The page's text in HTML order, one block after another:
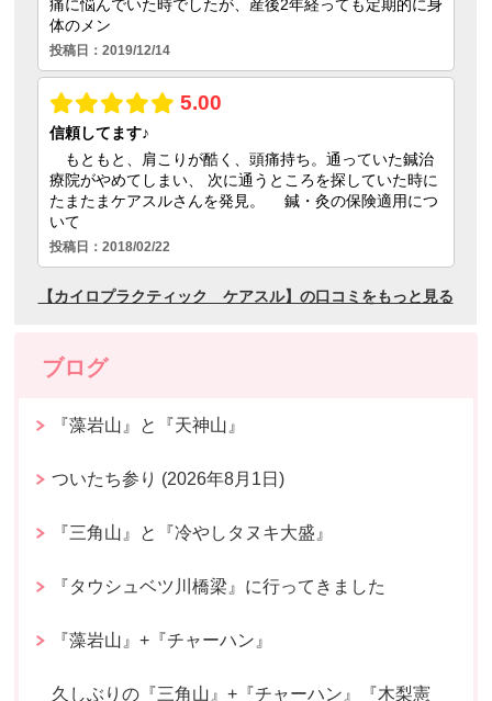
ブログ
『藻岩山』と『天神山』
ついたち参り (2026年8月1日)
『三角山』と『冷やしタヌキ大盛』
『タウシュベツ川橋梁』に行ってきました
『藻岩山』+『チャーハン』
久しぶりの『三角山』+『チャーハン』『木梨憲